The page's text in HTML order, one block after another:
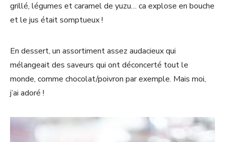
grillé, légumes et caramel de yuzu… ca explose en bouche
et le jus était somptueux !
En dessert, un assortiment assez audacieux qui
mélangeait des saveurs qui ont déconcerté tout le
monde, comme chocolat/poivron par exemple. Mais moi,
j’ai adoré !